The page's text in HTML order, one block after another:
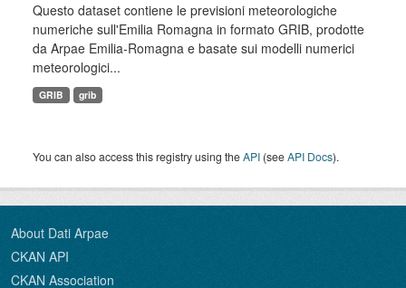
Questo dataset contiene le previsioni meteorologiche
numeriche sull'Emilia Romagna in formato GRIB, prodotte
da Arpae Emilia-Romagna e basate sui modelli numerici
meteorologici...
GRIB grib
You can also access this registry using theAPI (seeAPI Docs).
About Dati Arpae
CKAN API
CKAN Association